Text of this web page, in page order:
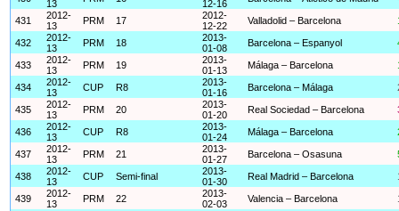
13
12-16
431
2012-
13
PRM 17
2012-
12-22
Valladolid – Barcelona
432
2012-
13
PRM 18
2013-
01-08
Barcelona – Espanyol
433
2012-
13
PRM 19
2013-
01-13
Málaga – Barcelona
434
2012-
13
CUP R8
2013-
01-16
Barcelona – Málaga
435
2012-
13
PRM 20
2013-
01-20
Real Sociedad – Barcelona
436
2012-
13
CUP R8
2013-
01-24
Málaga – Barcelona
437
2012-
13
PRM 21
2013-
01-27
Barcelona – Osasuna
438
2012-
13
CUP Semi-final
2013-
01-30
Real Madrid – Barcelona
439
2012-
13
PRM 22
2013-
02-03
Valencia – Barcelona